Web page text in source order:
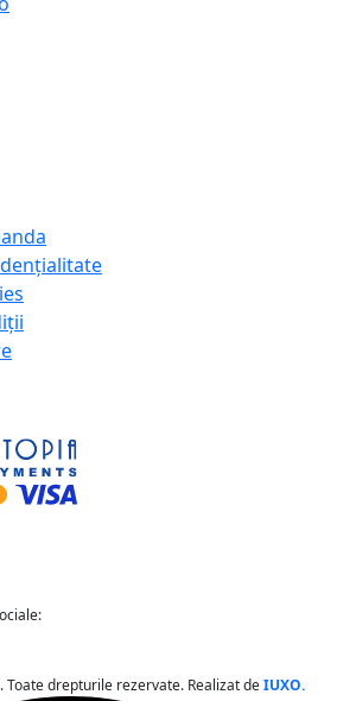
drepturile rezervate. Realizat deIUXO.